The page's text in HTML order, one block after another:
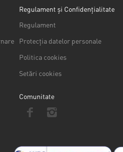
Regulament și Confidențialitate
Regulament
Protecția datelor personale
Politica cookies
Setări cookies
Comunitate